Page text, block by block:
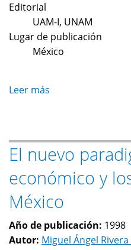
Editorial
UAM-I, UNAM
Lugar de publicación
México
Leer más
peso:
crisis
del
económico
y
necesidad
El nuevo
económico y
México
Año de publicación: 1998
Autor: Miguel Ángel Rivera